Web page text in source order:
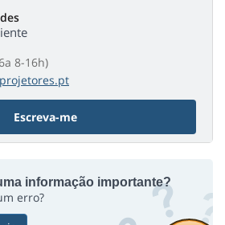
8-16h)
Escreva-me
informação importante?
erro?